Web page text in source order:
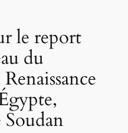
le report
du